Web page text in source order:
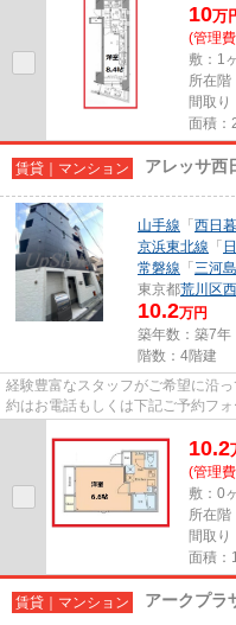
10万
(管理
敷：1
所在階
間取り
面積：
賃貸｜マンション アレッサ西
山手線 「 西日
京浜東北線 「
常磐線 「 三河島
東京都荒川区
10.2万円
築年数：築7年
階数：4階建
経験豊富なスタッフがご希望に沿
約はお電話もしくは下記ご予約フォ
10.2
(管理
敷：0
所在階
間取り
面積：
賃貸｜マンション アークプラ